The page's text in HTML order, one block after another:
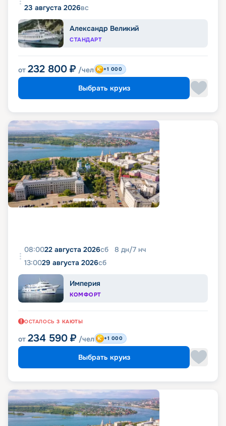
23 августа 2026вс
Александр Великий
СТАНДАРТ
от 232 800 ₽ /чел +1 000
Выбрать круиз
08:0022 августа 2026сб 8 дн/7 нч
13:0029 августа 2026сб
Империя
КОМФОРТ
ОСТАЛОСЬ 3 КАЮТЫ
от 234 590 ₽ /чел +1 000
Выбрать круиз